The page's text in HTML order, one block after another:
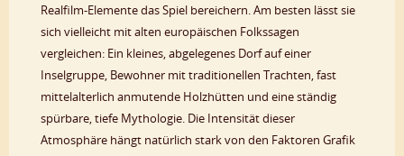
Realfilm-Elemente das Spiel bereichern. Am besten lässt sie
sich vielleicht mit alten europäischen Folkssagen
vergleichen: Ein kleines, abgelegenes Dorf auf einer
Inselgruppe, Bewohner mit traditionellen Trachten, fast
mittelalterlich anmutende Holzhütten und eine ständig
spürbare, tiefe Mythologie. Die Intensität dieser
Atmosphäre hängt natürlich stark von den Faktoren Grafik